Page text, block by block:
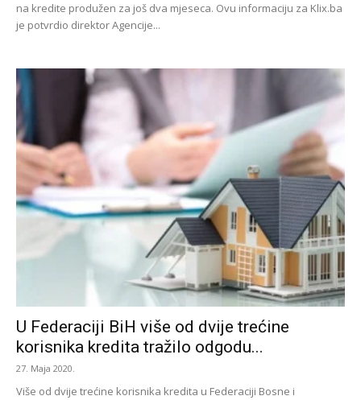
na kredite produžen za još dva mjeseca. Ovu informaciju za Klix.ba
je potvrdio direktor Agencije...
U Federaciji BiH više od dvije trećine
korisnika kredita tražilo odgodu...
27. Maja 2020.
Više od dvije trećine korisnika kredita u Federaciji Bosne i